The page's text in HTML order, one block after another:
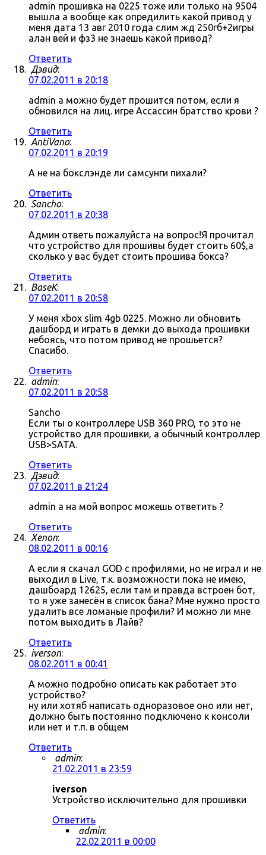
admin прошивка на 0225 тоже или только на 9504
вышла а вообще как опредилить какой привод у
меня дата 13 авг 2010 года слим жд 250гб+2игры
алан вей и фз3 не знаешь какой привод?
Ответить
Дэвид:
07.02.2011 в 20:18
admin а можно будет прошится потом, если я
обновился на лиц. игре Ассассин братство крови ?
Ответить
AntiVano:
07.02.2011 в 20:19
А не на бокслэнде ли самсунги пихали?
Ответить
Sancho:
07.02.2011 в 20:38
Админ ответь пожалуйста на вопрос!Я прочитал
что устройство для прошивы будет стоить 60$,а
сколько у вас будет стоить прошива бокса?
Ответить
BaseK:
07.02.2011 в 20:58
У меня xbox slim 4gb 0225. Можно ли обновить
дашборд и играть в демки до выхода прошивки
небоясь, что потом привод не прошьется?
Спасибо.
Ответить
admin:
07.02.2011 в 20:58
Sancho
Если ты о контроллере USB 360 PRO, то это не
устройство для прошивки, а обычный контроллер
USB>SATA.
Ответить
Дэвид:
07.02.2011 в 21:24
admin а на мой вопрос можешь ответить ?
Ответить
Xenon:
08.02.2011 в 00:16
А если я скачал GOD с профилями, но не играл и не
выходил в Live, т.к. возможности пока не имею,
дашбоард 12625, если там и правда встроен бот,
то я уже занесён в список бана? Мне нужно просто
удалить все ломаные профили? И можно ли мне
потом выходить в Лайв?
Ответить
iverson:
08.02.2011 в 00:41
А можно подробно описать как работает это
устройство?
ну или хотяб написать одноразовое оно или нет,
должно быть постоянно подключено к консоли
или нет и т.п. в общем
Ответить
admin:
21.02.2011 в 23:59
iverson
Устройство исключительно для прошивки
Ответить
admin:
22.02.2011 в 00:00